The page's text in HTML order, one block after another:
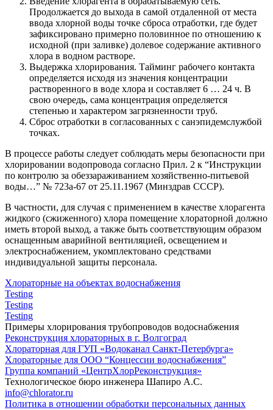
Продолжается до выхода в самой отдаленной от места
ввода хлорной воды точке сброса отработки, где будет
зафиксировано примерно половинное по отношению к
исходной (при заливке) долевое содержание активного
хлора в водном растворе.
Выдержка хлорирования. Тайминг рабочего контакта
определяется исходя из значения концентрации
растворенного в воде хлора и составляет 6 … 24 ч. В
свою очередь, сама концентрация определяется
степенью и характером загрязненности труб.
Сброс отработки в согласованных с санэпидемслужбой
точках.
В процессе работы следует соблюдать меры безопасности при
хлорировании водопровода согласно Прил. 2 к “Инструкции
по контролю за обеззараживанием хозяйственно-питьевой
воды…” № 723а-67 от 25.11.1967 (Минздрав СССР).
В частности, для случая с применением в качестве хлорагента
жидкого (сжиженного) хлора помещение хлораторной должно
иметь второй выход, а также быть соответствующим образом
оснащенным аварийной вентиляцией, освещением и
электроснабжением, укомплектовано средствами
индивидуальной защиты персонала.
Хлораторные на объектах водоснабжения
Testing
Testing
Testing
Примеры хлорирования трубопроводов водоснабжения
Реконструкция хлораторных в г. Волгоград
Хлораторная для ГУП «Водоканал Санкт-Петербурга»
Хлораторные для ООО “Концессии водоснабжения”
Группа компаний «ЦентрХлорРеконструкция»
Технологическое бюро инженера Шапиро А.С.
info@chlorator.ru
Политика в отношении обработки персональных данных